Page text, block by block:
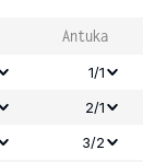
Antuka
1/1
2/1
3/2